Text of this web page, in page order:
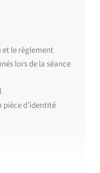
et le règlement
lors de la séance
pièce d’identité